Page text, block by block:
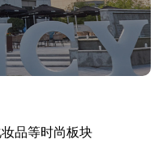
品牌
品等时尚板块
品牌
品等时尚板块